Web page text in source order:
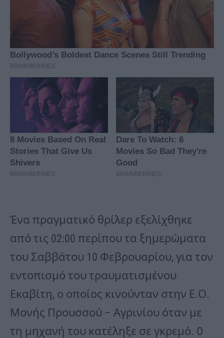
Ένα πραγματικό θρίλερ εξελίχθηκε
από τις 02:00 περίπου τα ξημερώματα
του Σαββάτου 10 Φεβρουαρίου, για τον
εντοπισμό του τραυματισμένου
Εκαβίτη, ο οποίος κινούνταν στην Ε.Ο.
Μονής Προυσσού – Αγρινίου όταν με
τη μηχανή του κατέληξε σε γκρεμό. O